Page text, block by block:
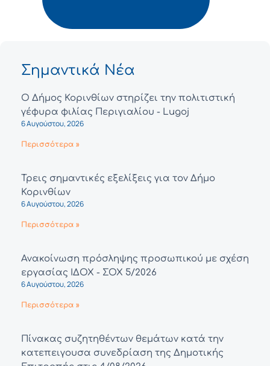
Σημαντικά Νέα
Ο Δήμος Κορινθίων στηρίζει την πολιτιστική
γέφυρα φιλίας Περιγιαλίου - Lugoj
6 Αυγούστου, 2026
Περισσότερα »
Τρεις σημαντικές εξελίξεις για τον Δήμο
Κορινθίων
6 Αυγούστου, 2026
Περισσότερα »
Ανακοίνωση πρόσληψης προσωπικού με σχέση
εργασίας ΙΔΟΧ - ΣΟΧ 5/2026
6 Αυγούστου, 2026
Περισσότερα »
Πίνακας συζητηθέντων θεμάτων κατά την
κατεπειγουσα συνεδρίαση της Δημοτικής